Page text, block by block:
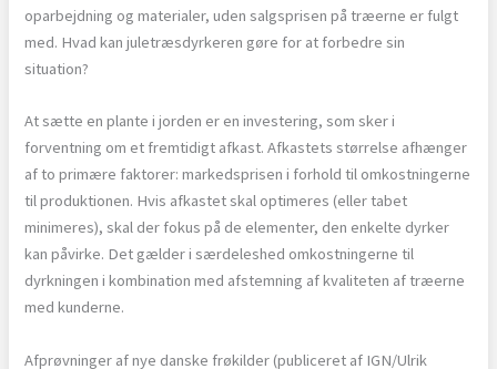
oparbejdning og materialer, uden salgsprisen på træerne er fulgt
med. Hvad kan juletræsdyrkeren gøre for at forbedre sin
situation?
At sætte en plante i jorden er en investering, som sker i
forventning om et fremtidigt afkast. Afkastets størrelse afhænger
af to primære faktorer: markedsprisen i forhold til omkostningerne
til produktionen. Hvis afkastet skal optimeres (eller tabet
minimeres), skal der fokus på de elementer, den enkelte dyrker
kan påvirke. Det gælder i særdeleshed omkostningerne til
dyrkningen i kombination med afstemning af kvaliteten af træerne
med kunderne.
Afprøvninger af nye danske frøkilder (publiceret af IGN/Ulrik